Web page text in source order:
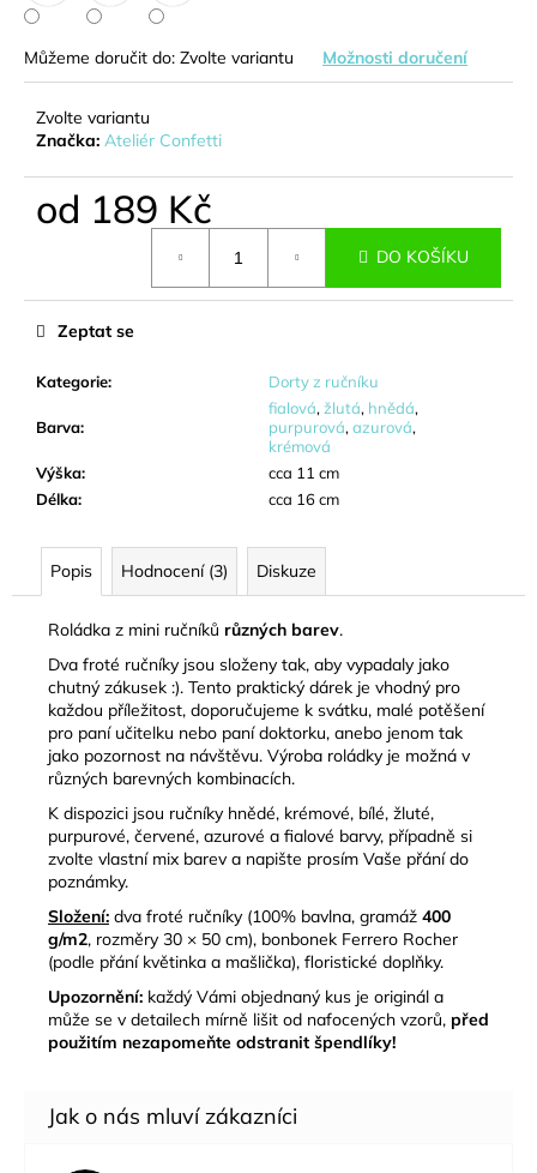
Můžeme doručit do: Zvolte variantu Možnosti doručení
Zvolte variantu
Značka: Ateliér Confetti
od 189 Kč
DO KOŠÍKU
Kategorie: Dorty z ručníku
Barva:
fialová, žlutá, hnědá,
purpurová, azurová,
krémová
Výška:
cca 11 cm
Délka: cca 16 cm
Zeptat se
Popis Hodnocení (3) Diskuze
Roládka z mini ručníků různých barev.
Dva froté ručníky jsou složeny tak, aby vypadaly jako
chutný zákusek :). Tento praktický dárek je vhodný pro
každou příležitost, doporučujeme k svátku, malé potěšení
pro paní učitelku nebo paní doktorku, anebo jenom tak
jako pozornost na návštěvu. Výroba roládky je možná v
různých barevných kombinacích.
K dispozici jsou ručníky hnědé, krémové, bílé, žluté,
purpurové, červené, azurové a fialové barvy, případně si
zvolte vlastní mix barev a napište prosím Vaše přání do
poznámky.
Složení: dva froté ručníky (100% bavlna, gramáž 400
g/m2, rozměry 30 × 50 cm), bonbonek Ferrero Rocher
(podle přání květinka a mašlička), floristické doplňky.
Upozornění: každý Vámi objednaný kus je originál a
může se v detailech mírně lišit od nafocených vzorů, před
použitím nezapomeňte odstranit špendlíky!
KYTICE
INGRID